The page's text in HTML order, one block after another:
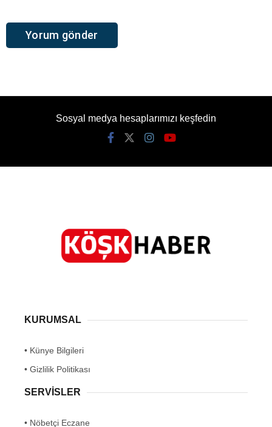
Sosyal medya hesaplarımızı keşfedin
KURUMSAL
• Künye Bilgileri
• Gizlilik Politikası
SERVİSLER
• Nöbetçi Eczane